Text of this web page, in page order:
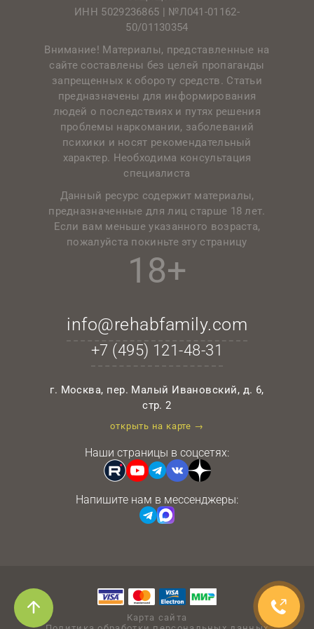
ИНН 5029236865 | №Л041-01162-
50/01130354
Внимание! Материалы, представленные на
сайте составлены без целей пропаганды
запрещенных к обороту средств. Статьи
предназначены для информирования
людей о последствиях и путях решения
проблемы наркомании, заболеваний
психики и носят рекомендательный
характер. Необходима консультация
специалиста
Данный ресурс содержит материалы,
предназначенные для лиц старше 18 лет.
Если вам меньше указанного возраста,
пожалуйста покиньте эту страницу
18+
info@rehabfamily.com
+7 (495) 121-48-31
г. Москва, пер. Малый Ивановский, д. 6,
стр. 2
открыть на карте →
Наши страницы в соцсетях:
Напишите нам в мессенджеры:
Карта сайта